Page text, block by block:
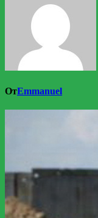
ОтEmmanuel